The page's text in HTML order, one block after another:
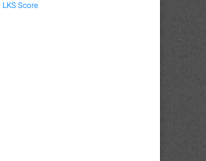
LKS Score